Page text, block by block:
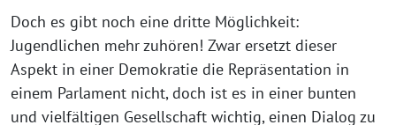
Doch es gibt noch eine dritte Möglichkeit:
Jugendlichen mehr zuhören! Zwar ersetzt dieser
Aspekt in einer Demokratie die Repräsentation in
einem Parlament nicht, doch ist es in einer bunten
und vielfältigen Gesellschaft wichtig, einen Dialog zu